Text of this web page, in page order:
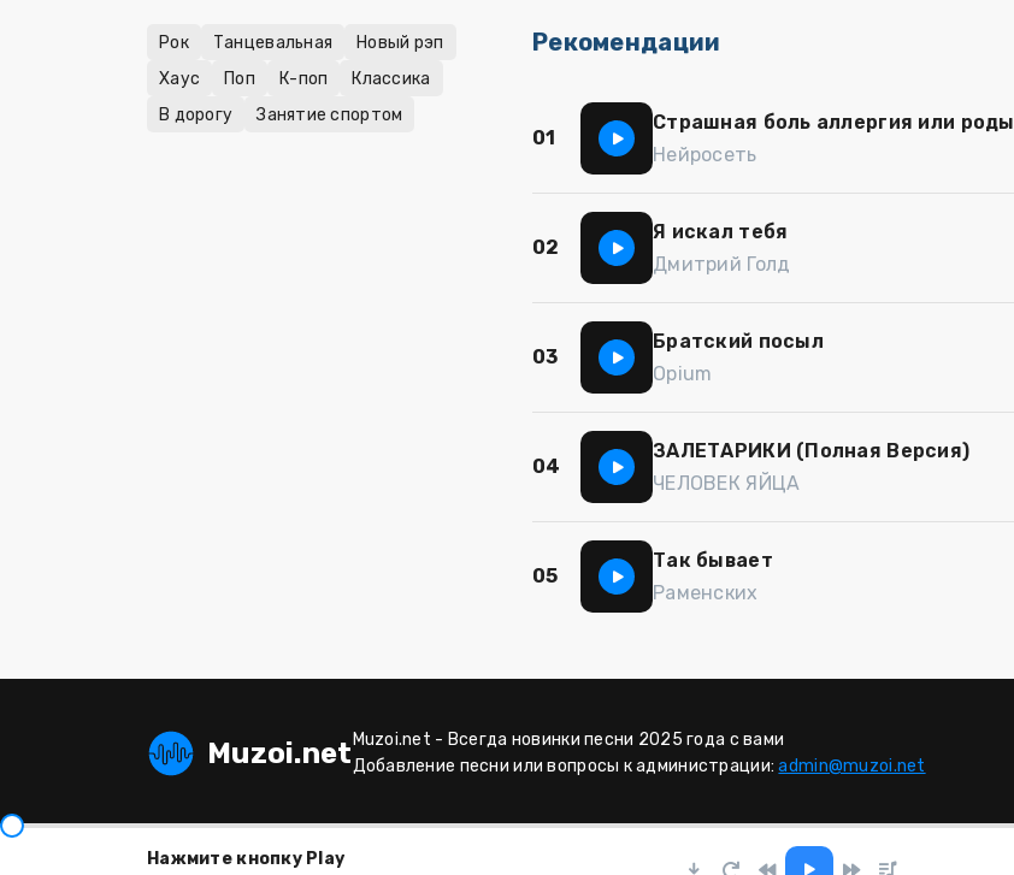
Рекомендации
01
Страшная боль аллергия или роды
Нейросеть
02
Я искал тебя
Дмитрий Голд
03
Братский посыл
Opium
04
ЗАЛЕТАРИКИ (Полная Версия)
ЧЕЛОВЕК ЯЙЦА
05
Так бывает
Раменских
Рок Танцевальная
Новый рэп
Хаус
Поп К-поп
Классика
В дорогу
Занятие спортом
Muzoi.net Muzoi.net - Всегда новинки песни 2025 года с вами
Добавление песни или вопросы к администрации:admin@muzoi.net
Нажмите кнопку Play